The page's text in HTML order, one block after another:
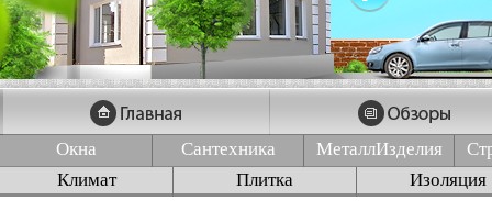
Окна Сантехника МеталлИзделия
Климат
Плитка Изоляция